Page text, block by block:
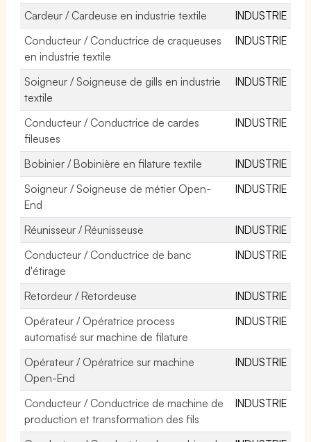
Cardeur / Cardeuse en industrie textile
INDUSTRIE
Conducteur / Conductrice de craqueuses
en industrie textile
INDUSTRIE
Soigneur / Soigneuse de gills en industrie
textile
INDUSTRIE
Conducteur / Conductrice de cardes
fileuses
INDUSTRIE
Bobinier / Bobinière en filature textile
INDUSTRIE
Soigneur / Soigneuse de métier Open-
End
INDUSTRIE
Réunisseur / Réunisseuse
INDUSTRIE
Conducteur / Conductrice de banc
d'étirage
INDUSTRIE
Retordeur / Retordeuse
INDUSTRIE
Opérateur / Opératrice process
automatisé sur machine de filature
INDUSTRIE
Opérateur / Opératrice sur machine
Open-End
INDUSTRIE
Conducteur / Conductrice de machine de
production et transformation des fils
INDUSTRIE